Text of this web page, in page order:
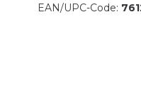
EAN/UPC-Code: